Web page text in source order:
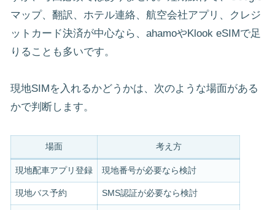
マップ、翻訳、ホテル連絡、航空会社アプリ、クレジ
ットカード決済が中心なら、ahamoやKlook eSIMで足
りることも多いです。
現地SIMを入れるかどうかは、次のような場面がある
かで判断します。
場面 考え方
現地配車アプリ登録 現地番号が必要なら検討
現地バス予約 SMS認証が必要なら検討